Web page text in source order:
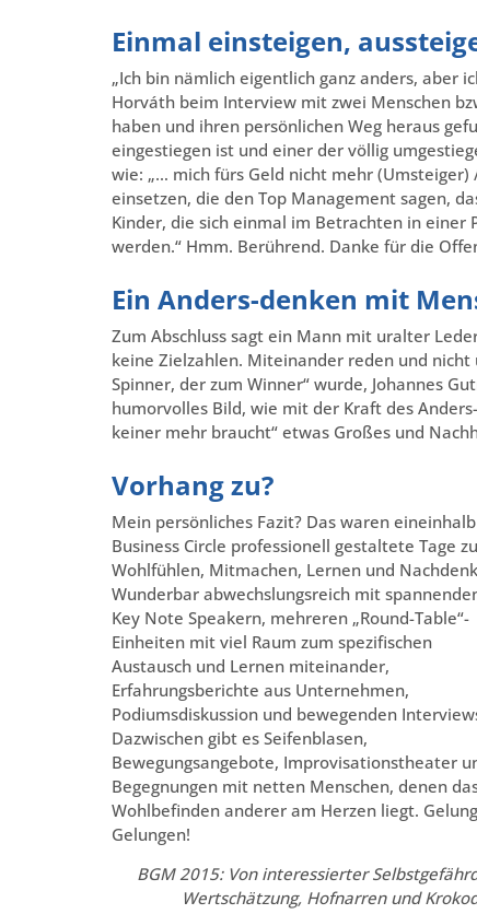
Einmal einsteigen,
„Ich bin nämlich eigentlich ganz anders, aber
Horváth beim Interview mit zwei Menschen
haben und ihren persönlichen Weg heraus
eingestiegen ist und einer der völlig
wie: „… mich fürs Geld nicht mehr
einsetzen, die den Top Management sagen,
Kinder, die sich einmal im Betrachten in
werden.“ Hmm. Berührend. Danke für die
Ein Anders-denken mit
Zum Abschluss sagt ein Mann mit uralter
keine Zielzahlen. Miteinander reden und
Spinner, der zum Winner“ wurde, Johannes
humorvolles Bild, wie mit der Kraft des
keiner mehr braucht“ etwas Großes und
Vorhang zu?
Mein persönliches Fazit? Das waren
Business Circle professionell gestaltete Tage
Wohlfühlen, Mitmachen, Lernen und
Wunderbar abwechslungsreich mit
Key Note Speakern, mehreren „Round-Table“-
Einheiten mit viel Raum zum spezifischen
Austausch und Lernen miteinander,
Erfahrungsberichte aus Unternehmen,
Podiumsdiskussion und bewegenden
Dazwischen gibt es Seifenblasen,
Bewegungsangebote, Improvisationstheater
Begegnungen mit netten Menschen, denen
Wohlbefinden anderer am Herzen liegt.
Gelungen!
BGM 2015: Von interessierter
Wertschätzung, Hofnarren und